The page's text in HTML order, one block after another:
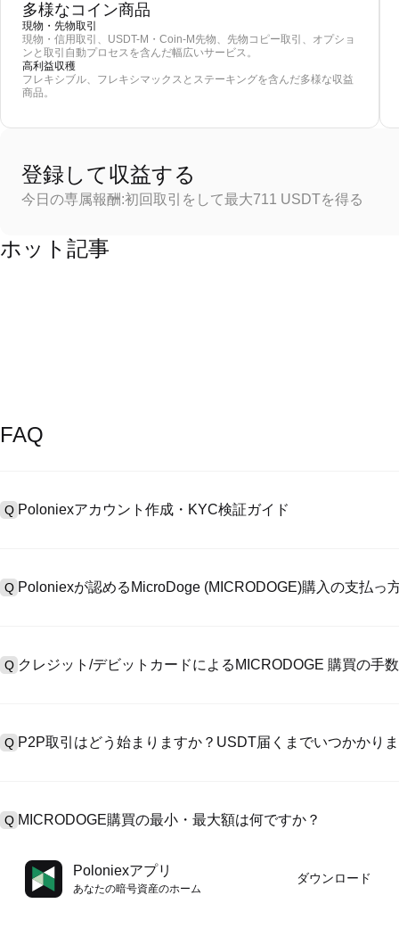
多様なコイン商品
現物・先物取引
現物・信用取引、USDT-M・Coin-M先物、先物コピー取引、オプショ
ンと取引自動プロセスを含んだ幅広いサービス。
高利益収穫
フレキシブル、フレキシマックスとステーキングを含んだ多様な収益
商品。
登録して収益する
今日の専属報酬:初回取引をして最大711 USDTを得る
ホット記事
FAQ
Q Poloniexアカウント作成・KYC検証ガイド
>「安全性」へ有効ID証明をアップし、自撮りしてKYC検証を完成
Q Poloniexが認めるMicroDoge (MICRODOGE)購入の支払っ
入金）（プロセス1～3営業日かかる）;4）$100,000超えた大額売
Q クレジット/デビットカードによるMICRODOGE 購買の手
取引には基準現物取引手数料（0.05%まで低く）が必要です。
Q P2P取引はどう始まりますか？USDT届くまでいつかかり
第に、決済は通常15分～2時間かかります。
Q MICRODOGE購買の最小・最大額は何ですか？
最小・最大制限額は支払方法とあなたの検証レベル次第です。ク
最大額は提供側次第です。大部のP2P売手はわずかの$10の最小
す。操作の前に、各ページにおける制限額説明をチェックしてくだ
Poloniexアプリ
あなたの暗号資産のホーム
ダウンロード